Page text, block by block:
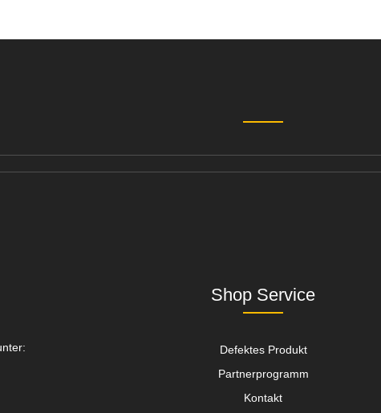
Shop Service
Defektes Produkt
Partnerprogramm
Kontakt